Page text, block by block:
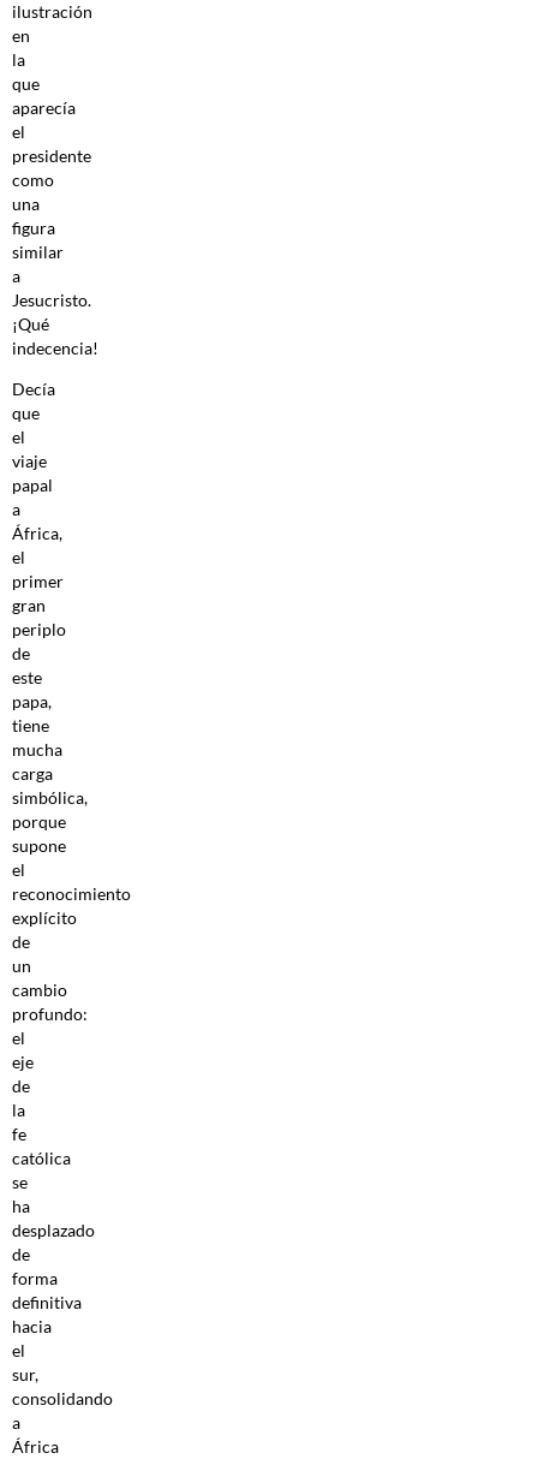
ilustración
en
la
que
aparecía
el
presidente
como
una
figura
similar
a
Jesucristo.
¡Qué
indecencia!
Decía
que
el
viaje
papal
a
África,
el
primer
gran
periplo
de
este
papa,
tiene
mucha
carga
simbólica,
porque
supone
el
reconocimiento
explícito
de
un
cambio
profundo:
el
eje
de
la
fe
católica
se
ha
desplazado
de
forma
definitiva
hacia
el
sur,
consolidando
a
África